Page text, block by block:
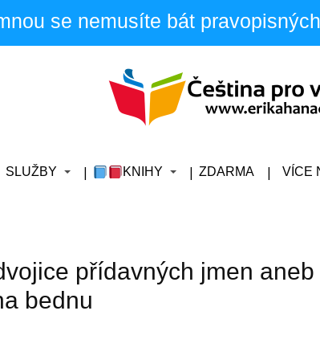
se nemusíte bát
SLUŽBY KNIHY ZDARMA VÍCE
přídavných jmen aneb
bednu